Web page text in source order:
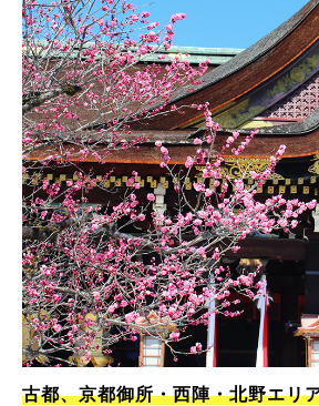
古都、京都御所・西陣・北野エリ